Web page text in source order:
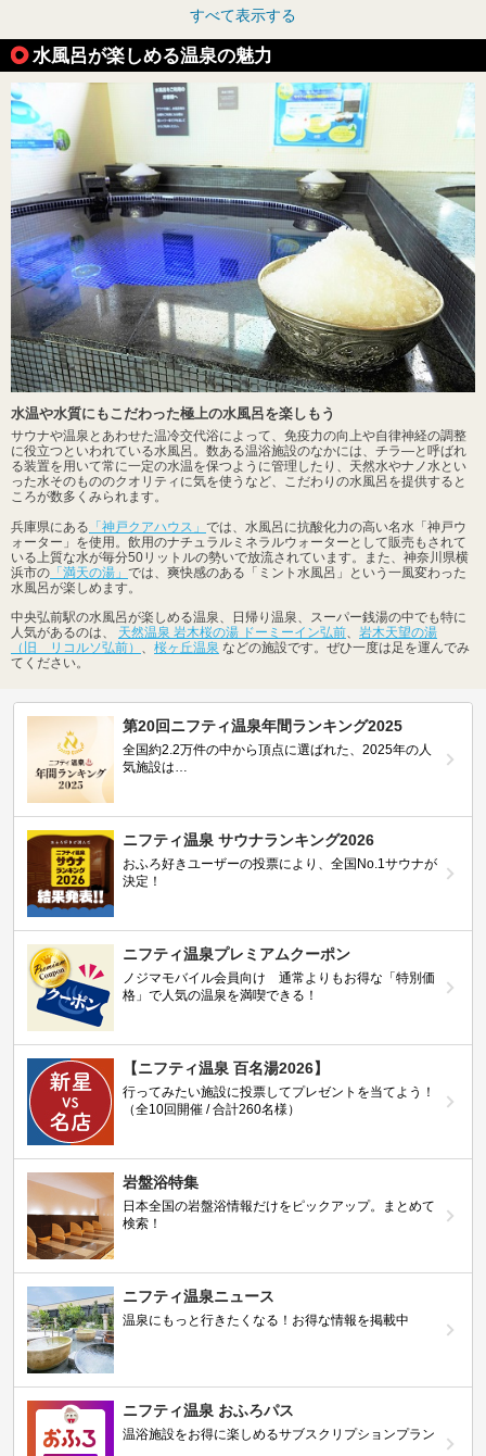
すべて表示する
水風呂が楽しめる温泉の魅力
水温や水質にもこだわった極上の水風呂を楽しもう
サウナや温泉とあわせた温冷交代浴によって、免疫力の向上や自律神経の調整
に役立つといわれている水風呂。数ある温浴施設のなかには、チラ―と呼ばれ
る装置を用いて常に一定の水温を保つように管理したり、天然水やナノ水とい
った水そのもののクオリティに気を使うなど、こだわりの水風呂を提供すると
ころが数多くみられます。
兵庫県にある 「神戸クアハウス」 では、水風呂に抗酸化力の高い名水「神戸ウ
ォーター」を使用。飲用のナチュラルミネラルウォーターとして販売もされて
いる上質な水が毎分50リットルの勢いで放流されています。また、神奈川県横
浜市の 「満天の湯」 では、爽快感のある「ミント水風呂」という一風変わった
水風呂が楽しめます。
中央弘前駅の水風呂が楽しめる温泉、日帰り温泉、スーパー銭湯の中でも特に
人気があるのは、 天然温泉 岩木桜の湯 ドーミーイン弘前
岩木天望の湯
（旧 リコルソ弘前）
桜ヶ丘温泉 などの施設です。ぜひ一度は足を運んでみ
てください。
第20回ニフティ温泉年間ランキング2025
全国約2.2万件の中から頂点に選ばれた、2025年の人
気施設は…
ニフティ温泉 サウナランキング2026
おふろ好きユーザーの投票により、全国No.1サウナが
決定！
ニフティ温泉プレミアムクーポン
ノジマモバイル会員向け 通常よりもお得な「特別価
格」で人気の温泉を満喫できる！
【ニフティ温泉 百名湯2026】
行ってみたい施設に投票してプレゼントを当てよう！
（全10回開催 / 合計260名様）
岩盤浴特集
日本全国の岩盤浴情報だけをピックアップ。まとめて
検索！
ニフティ温泉ニュース
温泉にもっと行きたくなる！お得な情報を掲載中
ニフティ温泉 おふろパス
温浴施設をお得に楽しめるサブスクリプションプラン